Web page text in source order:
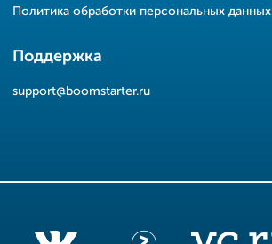
Политика обработки персональных данных
Поддержка
support@boomstarter.ru